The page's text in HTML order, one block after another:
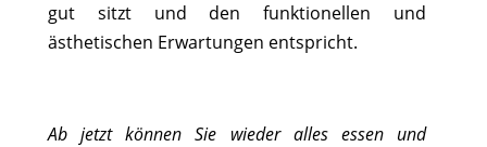
gut sitzt und den funktionellen und
ästhetischen Erwartungen entspricht.
Ab jetzt können Sie wieder alles essen und